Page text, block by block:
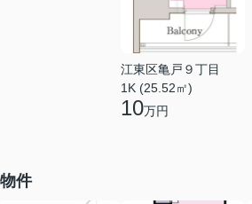
江東区亀戸９丁目
1K (25.52㎡)
10万円
件